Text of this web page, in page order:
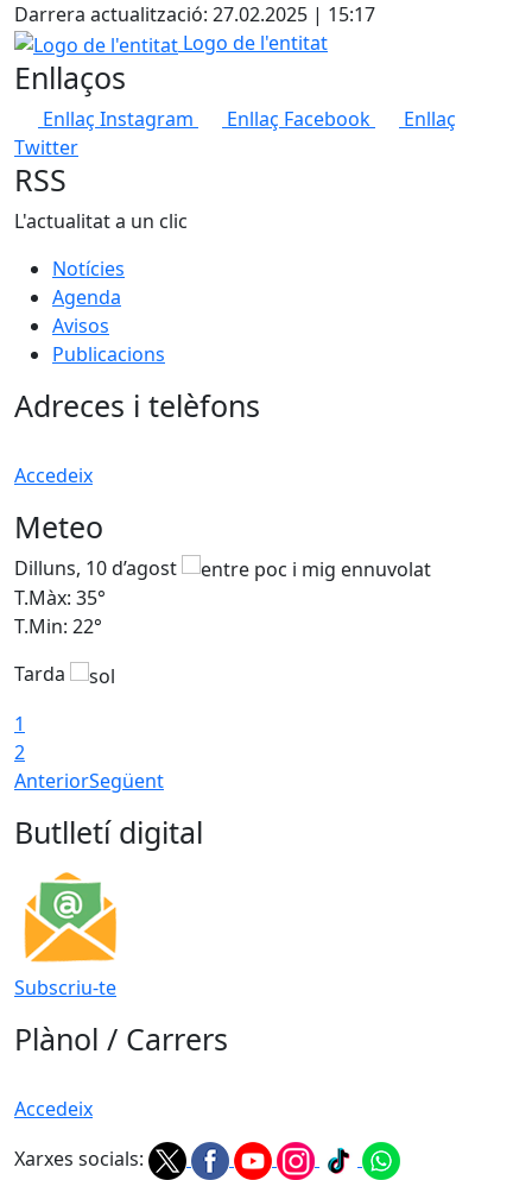
Darrera actualització: 27.02.2025 | 15:17
Logo de l'entitat
Logo de l'entitat
Enllaços
Enllaç Instagram Enllaç Facebook
Enllaç
Twitter
RSS
L'actualitat a un clic
Notícies
Agenda
Avisos
Publicacions
Adreces i telèfons
Accedeix
Meteo
Dilluns, 10 d’agost
T.Màx: 35°
T.Min: 22°
Tarda
1
2
AnteriorSegüent
Butlletí digital
Subscriu-te
Plànol / Carrers
Accedeix
Xarxes socials: